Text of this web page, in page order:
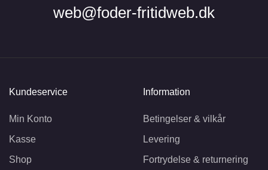
web@foder-fritidweb.dk
Kundeservice
Min Konto
Kasse
Shop
Information
Betingelser & vilkår
Levering
Fortrydelse & returnering